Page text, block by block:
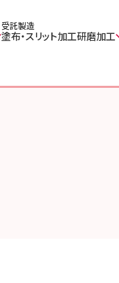
受託製造
塗布・スリット加工研磨加工